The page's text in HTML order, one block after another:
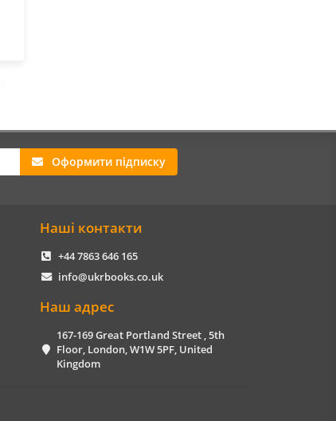
Оформити підписку
Наші контакти
+44 7863 646 165
info@ukrbooks.co.uk
Наш адрес
167-169 Great Portland Street , 5th
Floor, London, W1W 5PF, United
Kingdom